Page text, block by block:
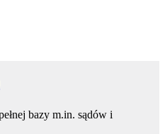
bazy m.in. sądów i